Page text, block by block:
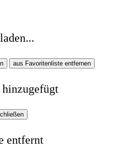
aus Favoritenliste entfernen
entfernt